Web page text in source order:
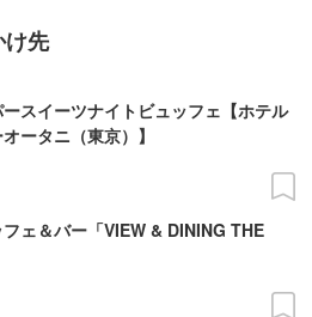
け先
スイーツナイトビュッフェ【ホテル
ータニ（東京）】
フェ＆バー「VIEW & DINING THE